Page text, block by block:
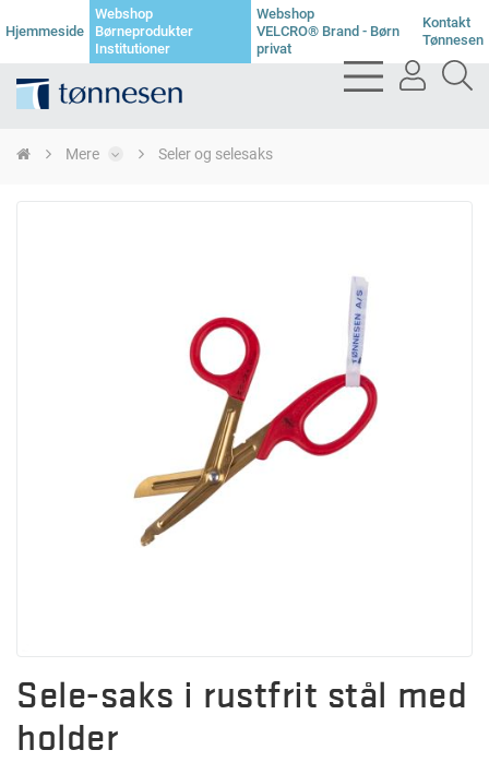
Hjemmeside
Webshop
Børneprodukter
Institutioner
Webshop
VELCRO® Brand - Børn
privat
Kontakt
Tønnesen
bars
light
user
Mere Seler og selesaks
Sele-saks i rustfrit stål med
holder